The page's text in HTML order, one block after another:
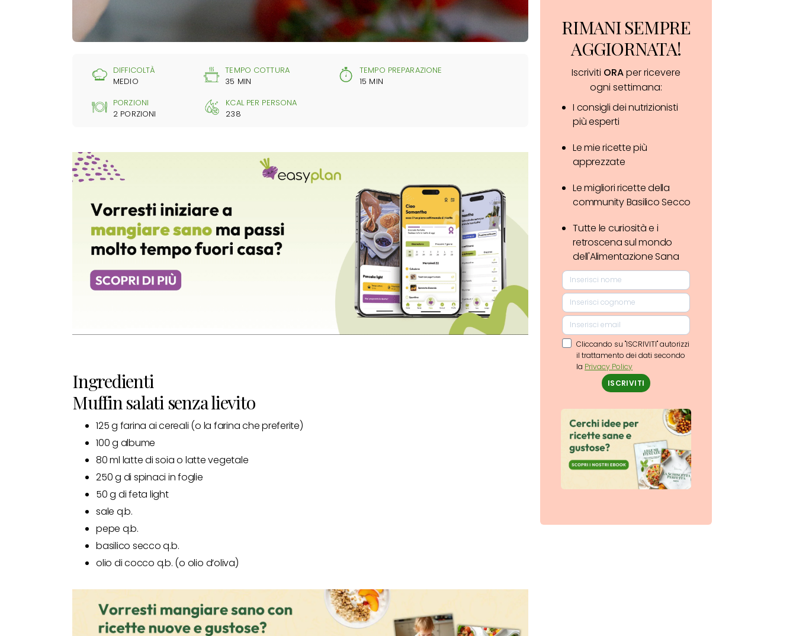
DIFFICOLTÀ
MEDIO
TEMPO COTTURA
35 MIN
TEMPO PREPARAZIONE
15 MIN
PORZIONI
2 PORZIONI
KCAL PER PERSONA
238
Ingredienti
Muffin salati senza lievito
125g farina ai cereali (o la farina che preferite)
100g albume
80ml latte di soia o latte vegetale
250 g di spinaci in foglie
50 g di feta light
sale q.b.
pepe q.b.
basilico secco q.b.
olio di cocco q.b. (o olio d’oliva)
RIMANI SEMPRE
AGGIORNATA!
Iscriviti ORAper ricevere
ogni settimana:
I consigli dei nutrizionisti
più esperti
Le mie ricette più
apprezzate
Le migliori ricette della
community Basilico Secco
Tutte le curiosità e i
retroscena sul mondo
dell'Alimentazione Sana
Cliccando su "ISCRIVITI" autorizzi
il trattamento dei dati secondo
la Privacy Policy
ISCRIVITI